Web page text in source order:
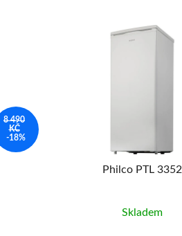
8 490
KČ
-18%
Philco PTL 3352
Skladem